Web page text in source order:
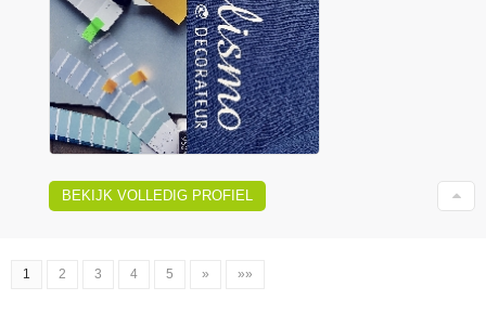
BEKIJK VOLLEDIG PROFIEL
1 2 3 4 5 » »»